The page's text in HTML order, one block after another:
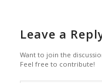
Leave a
Want to join the
Feel free to contribute!